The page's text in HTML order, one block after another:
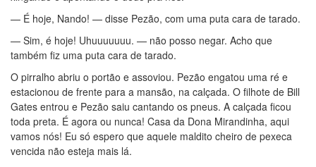
— É hoje, Nando! — disse Pezão, com uma puta cara de tarado.
— Sim, é hoje! Uhuuuuuuu. — não posso negar. Acho que
também fiz uma puta cara de tarado.
O pirralho abriu o portão e assoviou. Pezão engatou uma ré e
estacionou de frente para a mansão, na calçada. O filhote de Bill
Gates entrou e Pezão saiu cantando os pneus. A calçada ficou
toda preta. É agora ou nunca! Casa da Dona Mirandinha, aqui
vamos nós! Eu só espero que aquele maldito cheiro de pexeca
vencida não esteja mais lá.